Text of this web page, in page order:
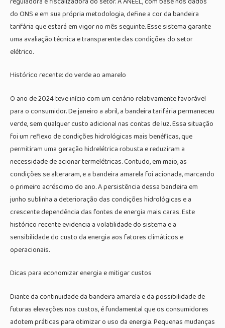
do ONS e em sua própria metodologia, define a cor da bandeira
tarifária que estará em vigor no mês seguinte. Esse sistema garante
uma avaliação técnica e transparente das condições do setor
elétrico.
Histórico recente: do verde ao amarelo
O ano de 2024 teve início com um cenário relativamente favorável
para o consumidor. De janeiro a abril, a bandeira tarifária permaneceu
verde, sem qualquer custo adicional nas contas de luz. Essa situação
foi um reflexo de condições hidrológicas mais benéficas, que
permitiram uma geração hidrelétrica robusta e reduziram a
necessidade de acionar termelétricas. Contudo, em maio, as
condições se alteraram, e a bandeira amarela foi acionada, marcando
o primeiro acréscimo do ano. A persistência dessa bandeira em
junho sublinha a deterioração das condições hidrológicas e a
crescente dependência das fontes de energia mais caras. Este
histórico recente evidencia a volatilidade do sistema e a
sensibilidade do custo da energia aos fatores climáticos e
operacionais.
Dicas para economizar energia e mitigar custos
Diante da continuidade da bandeira amarela e da possibilidade de
futuras elevações nos custos, é fundamental que os consumidores
adotem práticas para otimizar o uso da energia. Pequenas mudanças